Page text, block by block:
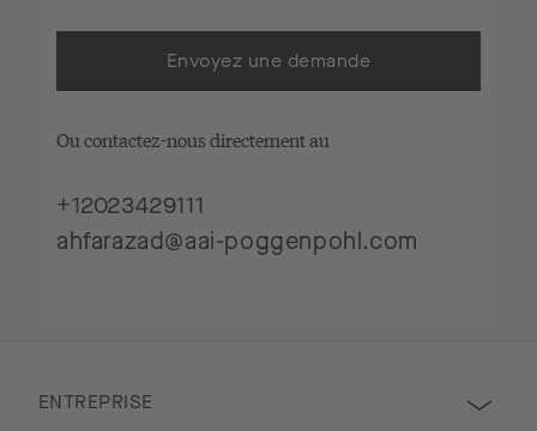
Envoyez une demande
Ou contactez-nous directement au
+12023429111
ahfarazad@aai-poggenpohl.com
ENTREPRISE